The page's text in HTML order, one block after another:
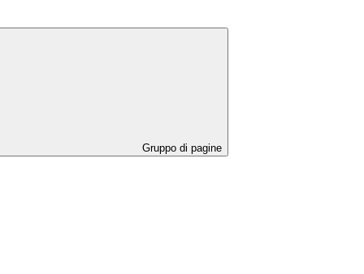
Gruppo di pagine